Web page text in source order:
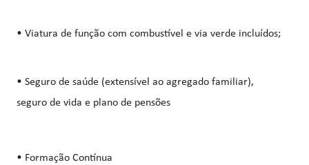
• Viatura de função com combustível e via verde incluídos;
• Seguro de saúde (extensível ao agregado familiar),
seguro de vida e plano de pensões
• Formação Contínua